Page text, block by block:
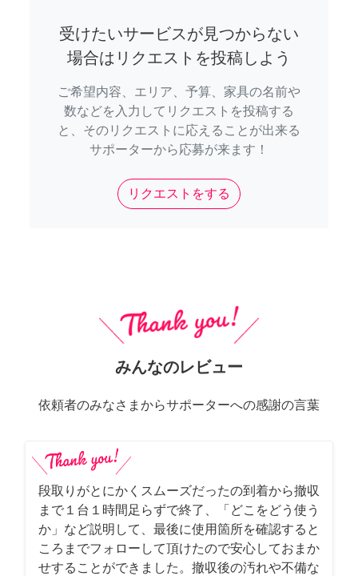
受けたいサービスが見つからない
場合はリクエストを投稿しよう
ご希望内容、エリア、予算、家具の名前や
数などを入力してリクエストを投稿する
と、そのリクエストに応えることが出来る
サポーターから応募が来ます！
リクエストをする
みんなのレビュー
依頼者のみなさまからサポーターへの感謝の言葉
段取りがとにかくスムーズだったの到着から撤収
まで１台１時間足らずで終了、「どこをどう使う
か」など説明して、最後に使用箇所を確認すると
ころまでフォローして頂けたので安心しておまか
せすることができました。撤収後の汚れや不備な